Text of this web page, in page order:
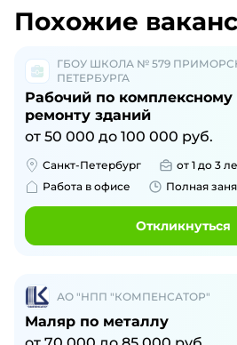
Похожие
ГБОУ ШКОЛА № 579
ПЕТЕРБУРГА
Рабочий по
ремонту зданий
от 50 000 до 100 000 руб.
Санкт-Петербург
от 1 до 3
Работа в офисе
Полная
Откликнуться
АО "НПП "КОМПЕНСАТОР"
Маляр по металлу